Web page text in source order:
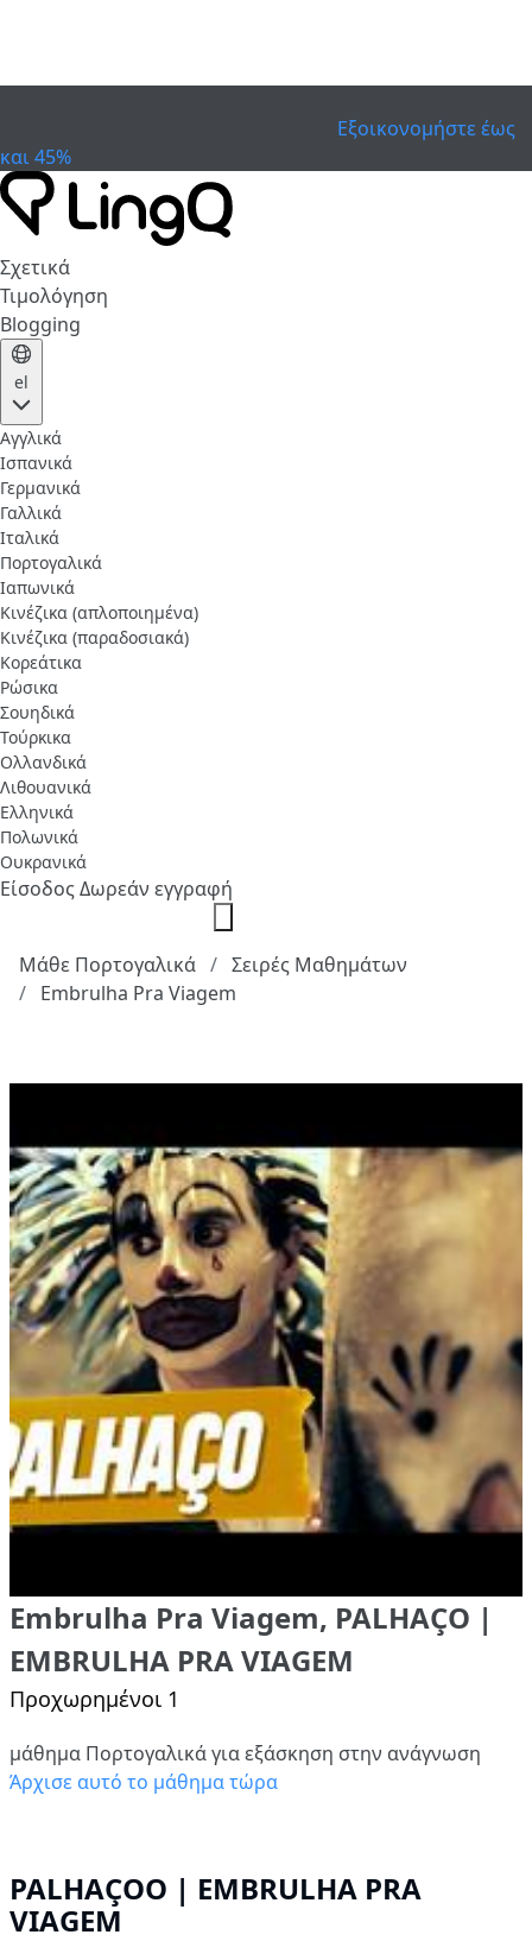
Εξοικονομήστε έως
και 45%
Σχετικά
Τιμολόγηση
Blogging
el
Αγγλικά
Ισπανικά
Γερμανικά
Γαλλικά
Ιταλικά
Πορτογαλικά
Ιαπωνικά
Κινέζικα (απλοποιημένα)
Κινέζικα (παραδοσιακά)
Κορεάτικα
Ρώσικα
Σουηδικά
Τούρκικα
Ολλανδικά
Λιθουανικά
Ελληνικά
Πολωνικά
Ουκρανικά
ΕίσοδοςΔωρεάν εγγραφή
Μάθε Πορτογαλικά
Σειρές Μαθημάτων
Embrulha Pra Viagem
Embrulha Pra Viagem, PALHAÇO |
EMBRULHA PRA VIAGEM
Προχωρημένοι 1
μάθημα Πορτογαλικά για εξάσκηση στην ανάγνωση
Άρχισε αυτό το μάθημα τώρα
PALHAÇOO | EMBRULHA PRA
VIAGEM